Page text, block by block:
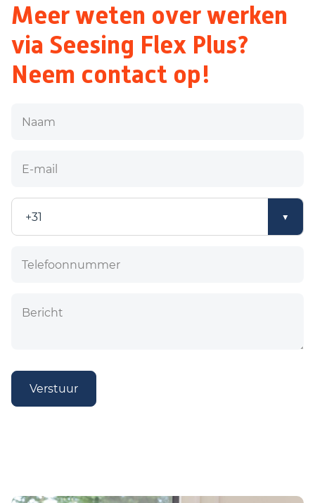
Meer weten over werken
via Seesing Flex Plus?
Neem contact op!
Verstuur